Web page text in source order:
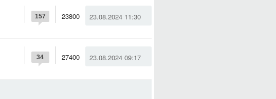
23.08.2024 11:30
23800
157
23.08.2024 09:17
27400
34